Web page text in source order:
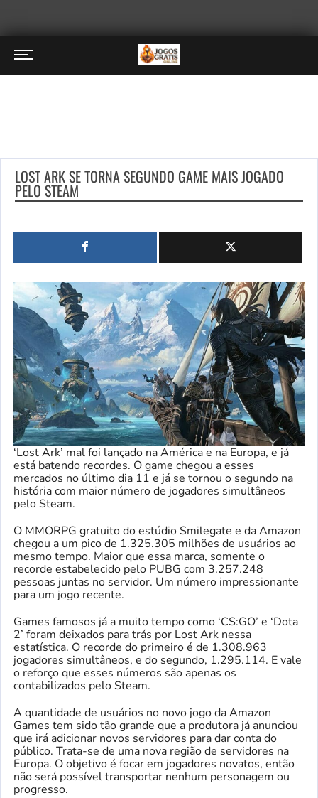
LOST ARK SE TORNA SEGUNDO GAME MAIS JOGADO
PELO STEAM
‘Lost Ark’ mal foi lançado na América e na Europa, e já
está batendo recordes. O game chegou a esses
mercados no último dia 11 e já se tornou o segundo na
história com maior número de jogadores simultâneos
pelo Steam.
O MMORPG gratuito do estúdio Smilegate e da Amazon
chegou a um pico de 1.325.305 milhões de usuários ao
mesmo tempo. Maior que essa marca, somente o
recorde estabelecido pelo PUBG com 3.257.248
pessoas juntas no servidor. Um número impressionante
para um jogo recente.
Games famosos já a muito tempo como ‘CS:GO’ e ‘Dota
2’ foram deixados para trás por Lost Ark nessa
estatística. O recorde do primeiro é de 1.308.963
jogadores simultâneos, e do segundo, 1.295.114. E vale
o reforço que esses números são apenas os
contabilizados pelo Steam.
A quantidade de usuários no novo jogo da Amazon
Games tem sido tão grande que a produtora já anunciou
que irá adicionar novos servidores para dar conta do
público. Trata-se de uma nova região de servidores na
Europa. O objetivo é focar em jogadores novatos, então
não será possível transportar nenhum personagem ou
progresso.